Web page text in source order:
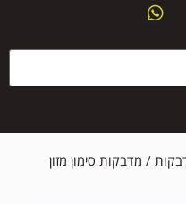
/ מדבקות סימון מזון